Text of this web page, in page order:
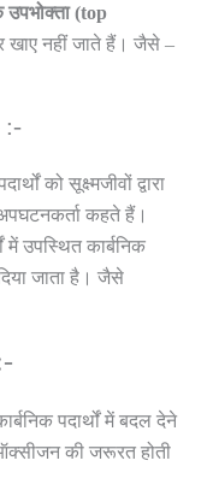
उपभोक्ता (top
खाए नहीं जाते हैं। जैसे –
:-
को सूक्ष्मजीवों द्वारा
कहते हैं।
में उपस्थित कार्बनिक
जाता है। जैसे
पदार्थों में बदल देने
की जरूरत होती